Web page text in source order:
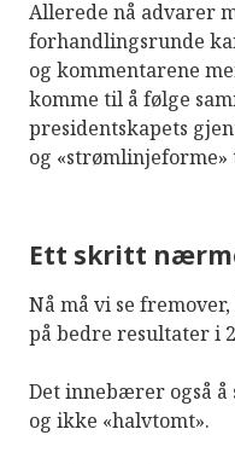
Allerede nå advarer
forhandlingsrunde
og kommentarene
komme til å følge
presidentskapets
og «strømlinjeforme»
Ett skritt
Nå må vi se
på bedre resultater i
Det innebærer også å
og ikke «halvtomt».